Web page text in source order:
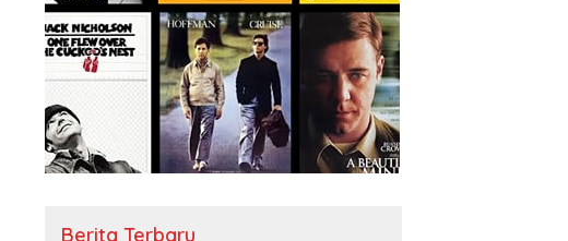
Berita Terbaru